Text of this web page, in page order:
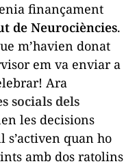
finançament
de Neurociències.
m’havien donat
em va enviar a
Ara
socials dels
les decisions
quan ho
amb dos ratolins